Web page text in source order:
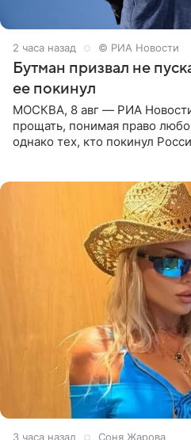
2 часа назад © РИА Новости
Бутман призвал не
ее покинул
МОСКВА, 8 авг — РИА
прощать, понимая право
однако тех, кто покинул
3 часа назад Соня Жарова